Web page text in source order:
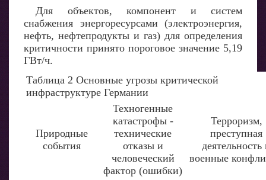
Для объектов, компонент и систем
снабжения энергоресурсами (электроэнергия,
нефть, нефтепродукты и газ) для определения
критичности принято пороговое значение 5,19
ГВт/ч.
Таблица 2 Основные угрозы критической
инфраструктуре Германии
Природные
события
Техногенные
катастрофы -
технические
отказы и
человеческий
фактор (ошибки)
Терроризм,
преступная
деятельность
военные